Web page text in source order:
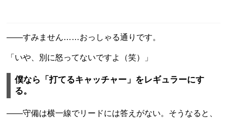
――すみません……おっしゃる通りです。
「いや、別に怒ってないですよ（笑）」
僕なら「打てるキャッチャー」をレギュラーにす
る。
――守備は横一線でリードには答えがない。そうなると、